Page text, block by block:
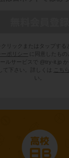
クリックまたはタップする
ポリシー
に同意したも
ールサービスで @try-it.jp
て下さい。詳しくは
こちら
い。